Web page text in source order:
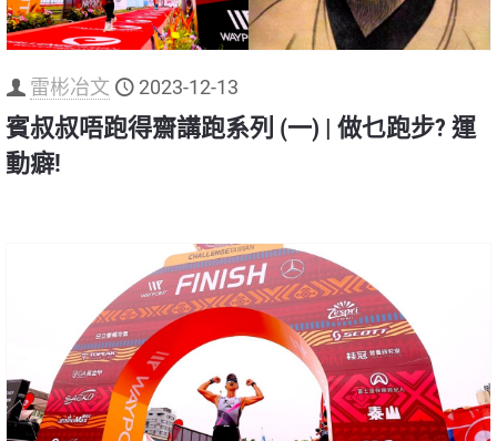
雷彬冶文 2023-12-13
賓叔叔唔跑得齋講跑系列 (一) | 做乜跑步? 運
動癖!